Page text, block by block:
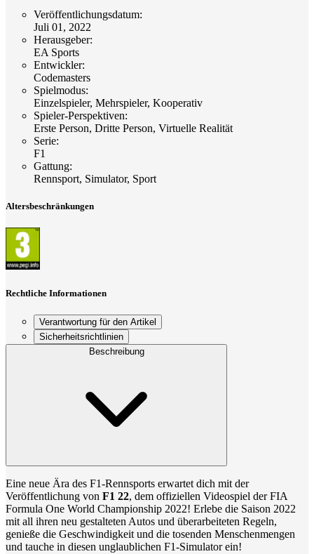
Veröffentlichungsdatum:
Juli 01, 2022
Herausgeber:
EA Sports
Entwickler:
Codemasters
Spielmodus:
Einzelspieler, Mehrspieler, Kooperativ
Spieler-Perspektiven:
Erste Person, Dritte Person, Virtuelle Realität
Serie:
F1
Gattung:
Rennsport, Simulator, Sport
Altersbeschränkungen
Rechtliche Informationen
Verantwortung für den Artikel
Sicherheitsrichtlinien
Beschreibung
Eine neue Ära des F1-Rennsports erwartet dich mit der
Veröffentlichung von F1 22, dem offiziellen Videospiel der FIA
Formula One World Championship 2022! Erlebe die Saison 2022
mit all ihren neu gestalteten Autos und überarbeiteten Regeln,
genieße die Geschwindigkeit und die tosenden Menschenmengen
und tauche in diesen unglaublichen F1-Simulator ein!